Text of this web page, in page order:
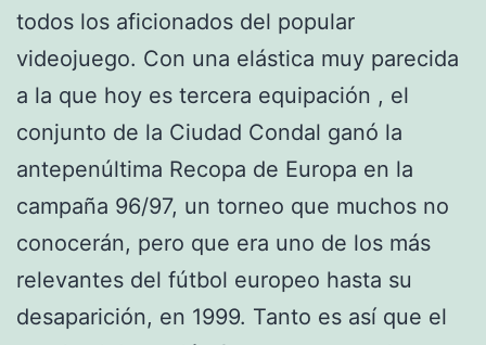
todos los aficionados del popular
videojuego. Con una elástica muy parecida
a la que hoy es tercera equipación , el
conjunto de la Ciudad Condal ganó la
antepenúltima Recopa de Europa en la
campaña 96/97, un torneo que muchos no
conocerán, pero que era uno de los más
relevantes del fútbol europeo hasta su
desaparición, en 1999. Tanto es así que el